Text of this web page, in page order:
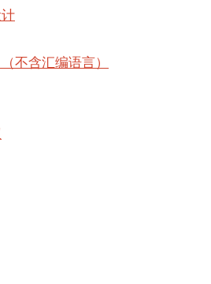
不含汇编语言）